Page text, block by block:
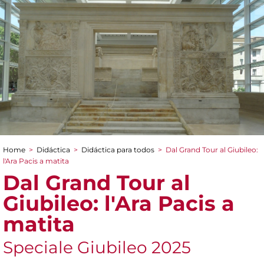
You are here
Home > Didáctica > Didáctica para todos > Dal Grand Tour al Giubileo:
l'Ara Pacis a matita
Dal Grand Tour al
Giubileo: l'Ara Pacis a
matita
Speciale Giubileo 2025